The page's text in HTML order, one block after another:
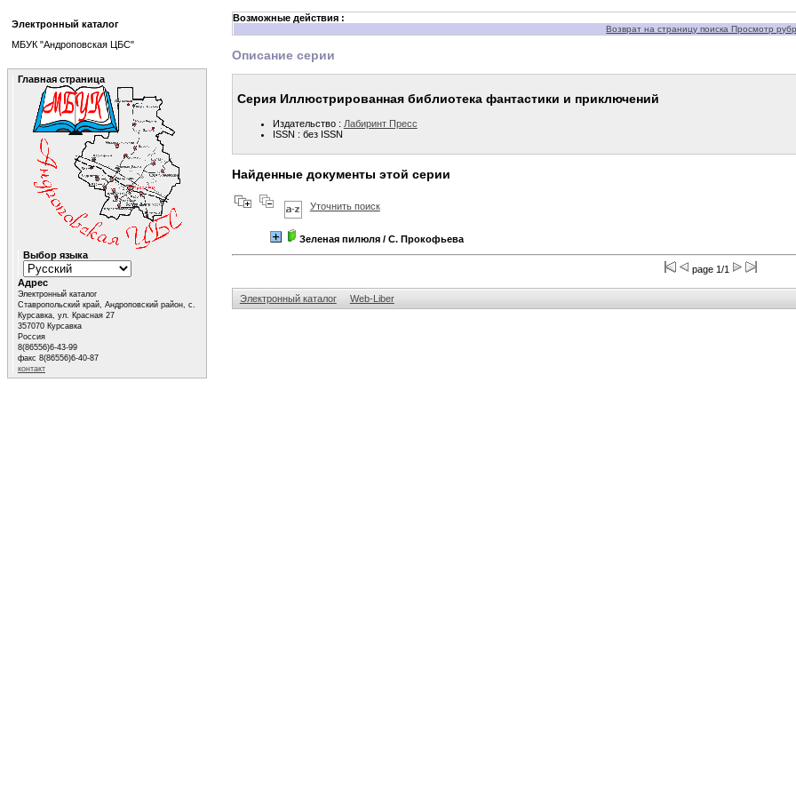
Возможные действия :
Возврат на страницу поиска Просмотр
Описание серии
Серия Иллюстрированная библиотека фантастики и приключений
Издательство : Лабиринт Пресс
ISSN : без ISSN
Найденные документы этой серии
Уточнить поиск
Зеленая пилюля/ С. Прокофьева
page 1/1
Электронный каталог Web-Liber
Электронный каталог
МБУК "Андроповская ЦБС"
Главная страница
Выбор языка
Адрес
Электронный каталог
Ставропольский край, Андроповский район, с.
Курсавка, ул. Красная 27
357070 Курсавка
Россия
8(86556)6-43-99
факс 8(86556)6-40-87
контакт